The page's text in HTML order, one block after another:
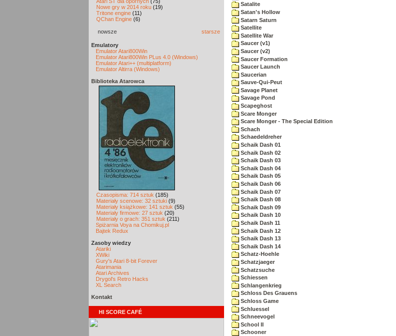
Nowe gry w 2014 roku (19)
Tritone engine (11)
QChan Engine (6)
nowsze starsze
Emulatory
Emulator Atari800Win
Emulator Atari800Win PLus 4.0 (Windows)
Emulator Atari++ (multiplatform)
Emulator Altirra (Windows)
Biblioteka Atarowca
Czasopisma: 714 sztuk (185)
Materiały scenowe: 32 sztuki (9)
Materiały książkowe: 141 sztuk (55)
Materiały firmowe: 27 sztuk (20)
Materiały o grach: 351 sztuk (211)
Spiżarnia Voya na Chomikuj.pl
Bajtek Redux
Zasoby wiedzy
Atariki
XWiki
Gury's Atari 8-bit Forever
Atarimania
Atari Archives
Drygol's Retro Hacks
XL Search
Kontakt
HI SCORE CAFÉ
Satalite
Satan's Hollow
Satarn Saturn
Satellite
Satellite War
Saucer (v1)
Saucer (v2)
Saucer Formation
Saucer Launch
Saucerian
Sauve-Qui-Peut
Savage Planet
Savage Pond
Scapeghost
Scare Monger
Scare Monger - The Special Edition
Schach
Schaedeldreher
Schaik Dash 01
Schaik Dash 02
Schaik Dash 03
Schaik Dash 04
Schaik Dash 05
Schaik Dash 06
Schaik Dash 07
Schaik Dash 08
Schaik Dash 09
Schaik Dash 10
Schaik Dash 11
Schaik Dash 12
Schaik Dash 13
Schaik Dash 14
Schatz-Hoehle
Schatzjaeger
Schatzsuche
Schiessen
Schlangenkrieg
Schloss Des Grauens
Schloss Game
Schluessel
Schneevogel
School II
Schooner